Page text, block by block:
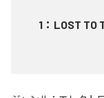
1 ： LOST TO